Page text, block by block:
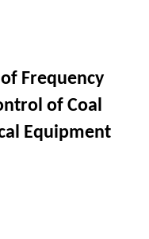
Frequency
of Coal
Equipment